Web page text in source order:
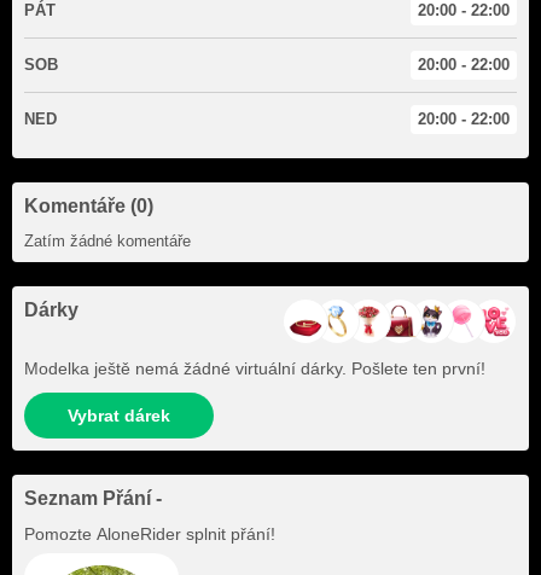
PÁT 20:00 - 22:00
SOB 20:00 - 22:00
NED 20:00 - 22:00
Komentáře (0)
Zatím žádné komentáře
Dárky
Modelka ještě nemá žádné virtuální dárky. Pošlete ten první!
Vybrat dárek
Seznam Přání -
Pomozte AloneRider splnit přání!